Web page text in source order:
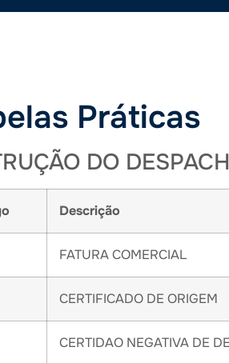
Práticas
DO
Descrição
FATURA COMERCIAL
CERTIFICADO DE ORIGEM
CERTIDAO NEGATIVA DE